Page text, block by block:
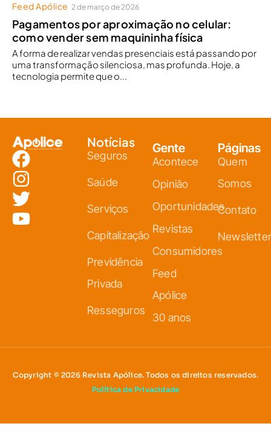
Feed Apólice 2 de março de 2026
Pagamentos por aproximação no celular:
como vender sem maquininha física
A forma de realizar vendas presenciais está passando por
uma transformação silenciosa, mas profunda. Hoje, a
tecnologia permite que o...
Notícias
Seguros
Saúde
Serviços
Capitalização
Previdência
Privada
Resseguros
Gente
Acontece
Opinião
Oportunidades
Revistas
Consumidores
Feed
Apólice
30 anos
Páginas
Quem
Somos
Contato
Newsletter
Copyright © 2026 Revista Apólice. Todos os direitos reservados.
Política de Privacidade